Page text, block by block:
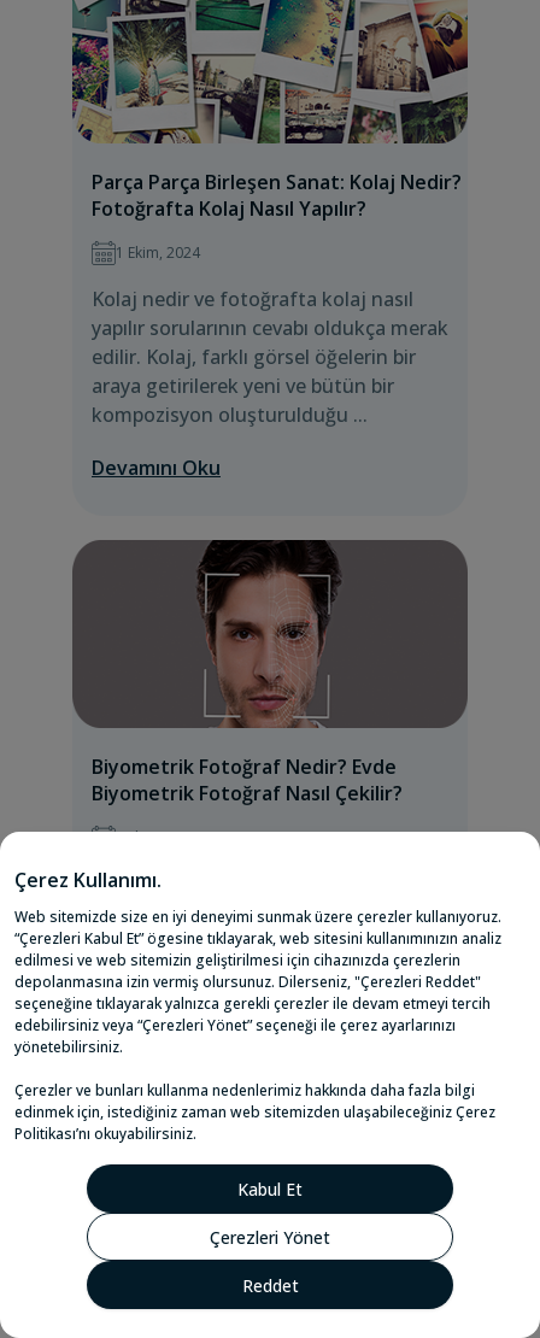
Parça Parça Birleşen Sanat: Kolaj Nedir?
Fotoğrafta Kolaj Nasıl Yapılır?
1 Ekim, 2024
Kolaj nedir ve fotoğrafta kolaj nasıl
yapılır sorularının cevabı oldukça merak
edilir. Kolaj, farklı görsel öğelerin bir
araya getirilerek yeni ve bütün bir
kompozisyon oluşturulduğu ...
Devamını Oku
Biyometrik Fotoğraf Nedir? Evde
Biyometrik Fotoğraf Nasıl Çekilir?
1 Ekim, 2024
Biyometrik fotoğraf, belirli bir
standarta uygun olarak çekilen ve
kimlik tespiti veya belge başvuruları
gibi resmi işlemlerde kullanılan özel bir
fotoğraf türüdür. Kişilerin...
Devamını Oku